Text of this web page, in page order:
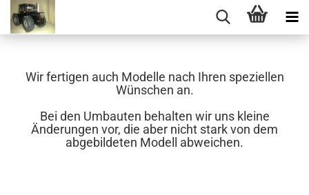
Wir fertigen auch Modelle nach Ihren speziellen
Wünschen an.
Bei den Umbauten behalten wir uns kleine
Änderungen vor, die aber nicht stark von dem
abgebildeten Modell abweichen.